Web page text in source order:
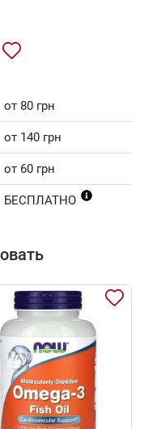
от 80 грн
от 140 грн
от 60 грн
БЕСПЛАТНО